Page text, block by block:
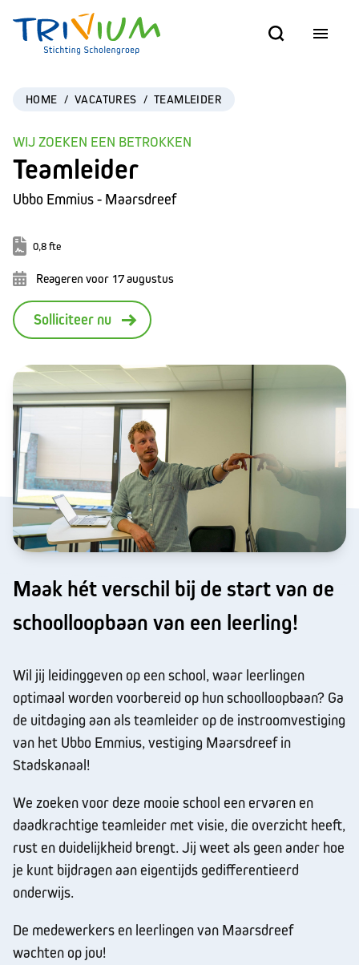
HOME / VACATURES / TEAMLEIDER
WIJ ZOEKEN EEN BETROKKEN
Teamleider
Ubbo Emmius - Maarsdreef
0,8 fte
Reageren voor 17 augustus
Solliciteer nu
Maak hét verschil bij de start van de
schoolloopbaan van een leerling!
Wil jij leidinggeven op een school, waar leerlingen
optimaal worden voorbereid op hun schoolloopbaan? Ga
de uitdaging aan als teamleider op de instroomvestiging
van het Ubbo Emmius, vestiging Maarsdreef in
Stadskanaal!
We zoeken voor deze mooie school een ervaren en
daadkrachtige teamleider met visie, die overzicht heeft,
rust en duidelijkheid brengt. Jij weet als geen ander hoe
je kunt bijdragen aan eigentijds gedifferentieerd
onderwijs.
De medewerkers en leerlingen van Maarsdreef
wachten op jou!